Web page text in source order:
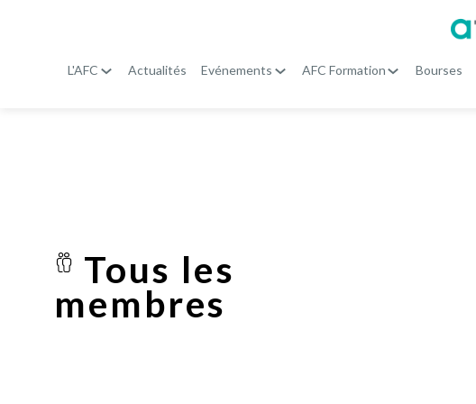
L'AFC Actualités Evénements AFC Formation Bourses
Tous les
membres